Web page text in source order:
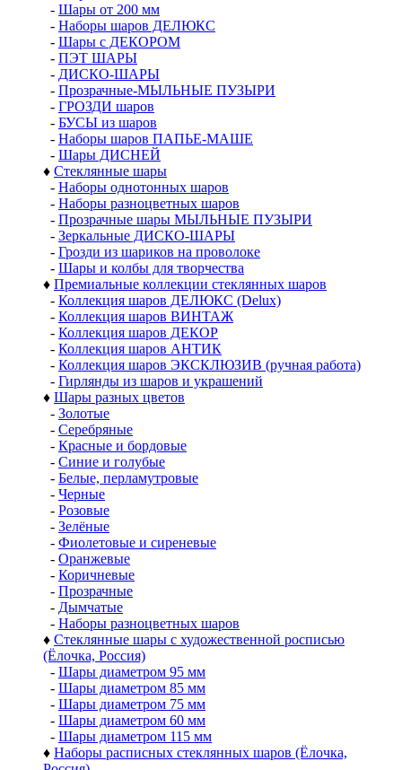
- Шары от 200 мм
- Наборы шаров ДЕЛЮКС
- Шары с ДЕКОРОМ
- ПЭТ ШАРЫ
- ДИСКО-ШАРЫ
- Прозрачные-МЫЛЬНЫЕ ПУЗЫРИ
- ГРОЗДИ шаров
- БУСЫ из шаров
- Наборы шаров ПАПЬЕ-МАШЕ
- Шары ДИСНЕЙ
♦ Стеклянные шары
- Наборы однотонных шаров
- Наборы разноцветных шаров
- Прозрачные шары МЫЛЬНЫЕ ПУЗЫРИ
- Зеркальные ДИСКО-ШАРЫ
- Грозди из шариков на проволоке
- Шары и колбы для творчества
♦ Премиальные коллекции стеклянных шаров
- Коллекция шаров ДЕЛЮКС (Delux)
- Коллекция шаров ВИНТАЖ
- Коллекция шаров ДЕКОР
- Коллекция шаров АНТИК
- Коллекция шаров ЭКСКЛЮЗИВ (ручная работа)
- Гирлянды из шаров и украшений
♦ Шары разных цветов
- Золотые
- Серебряные
- Красные и бордовые
- Синие и голубые
- Белые, перламутровые
- Черные
- Розовые
- Зелёные
- Фиолетовые и сиреневые
- Оранжевые
- Коричневые
- Прозрачные
- Дымчатые
- Наборы разноцветных шаров
♦ Стеклянные шары с художественной росписью
(Ёлочка, Россия)
- Шары диаметром 95 мм
- Шары диаметром 85 мм
- Шары диаметром 75 мм
- Шары диаметром 60 мм
- Шары диаметром 115 мм
♦ Наборы расписных стеклянных шаров (Ёлочка,